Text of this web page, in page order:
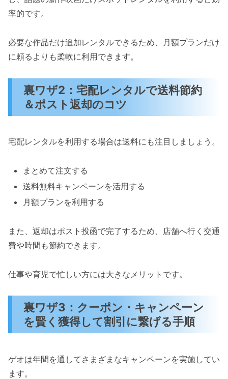
率的です。
必要な作品だけ追加レンタルできるため、月額プランだけ
に頼るよりも柔軟に利用できます。
裏ワザ2：宅配レンタルで送料節約
＆ポスト返却のコツ
宅配レンタルを利用する場合は送料にも注目しましょう。
まとめて注文する
送料無料キャンペーンを活用する
月額プランを利用する
また、返却はポスト投函で完了するため、店舗へ行く交通
費や時間も節約できます。
仕事や育児で忙しい方には大きなメリットです。
裏ワザ3：クーポン・キャンペーン
を賢く獲得して割引に繋げる手順
ゲオは年間を通してさまざまなキャンペーンを実施してい
ます。